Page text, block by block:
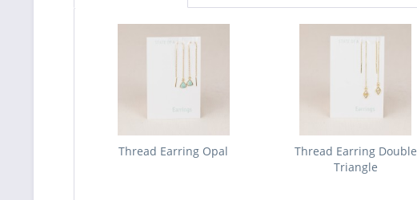
Thread Earring Opal
Thread Earring Double
Triangle